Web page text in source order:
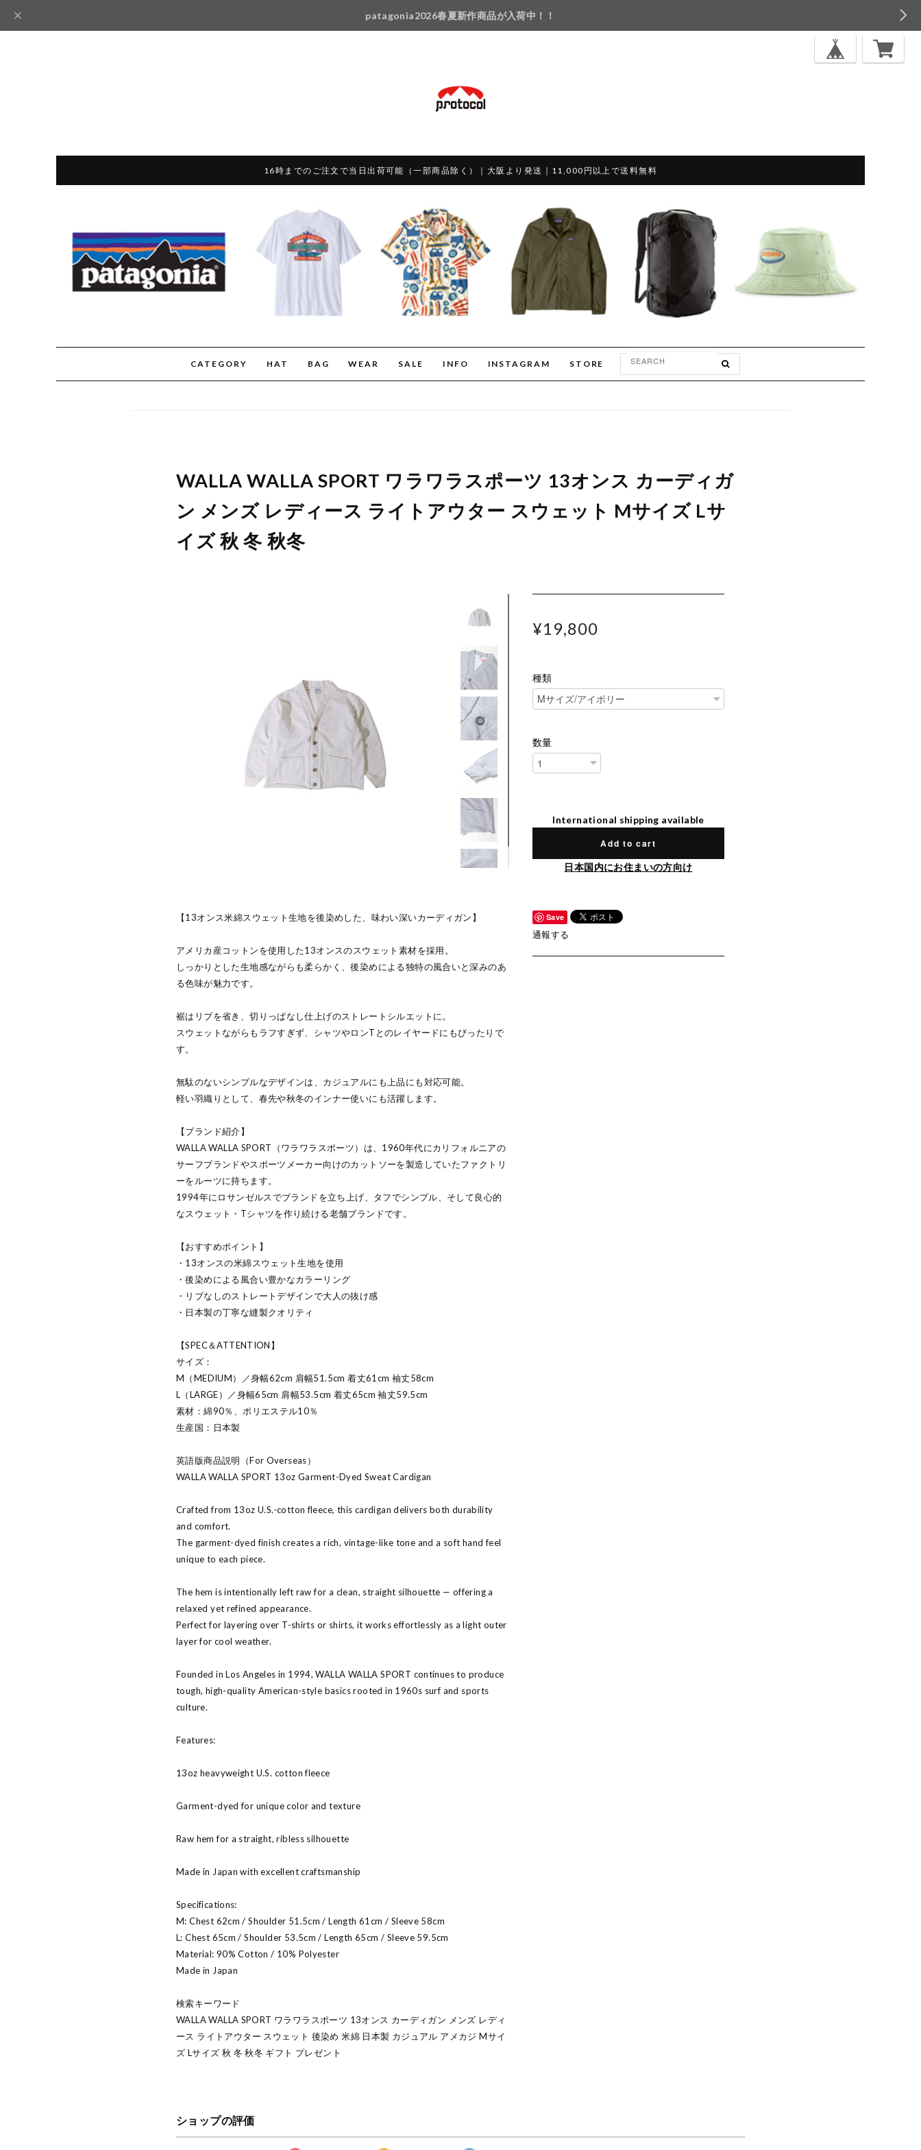
patagonia2026春夏新作商品が入荷中！！
16時までのご注文で当日出荷可能（一部商品除く）｜大阪より発送｜11,000円以上で送料無料
CATEGORY HAT BAG WEAR SALE INFO INSTAGRAM STORE
WALLA WALLA SPORT ワラワラスポーツ 13オンス カーディガ
ン メンズ レディース ライトアウター スウェット Mサイズ Lサ
イズ 秋 冬 秋冬
【13オンス米綿スウェット生地を後染めした、味わい深いカーディガン】
アメリカ産コットンを使用した13オンスのスウェット素材を採用。
しっかりとした生地感ながらも柔らかく、後染めによる独特の風合いと深みのあ
る色味が魅力です。
裾はリブを省き、切りっぱなし仕上げのストレートシルエットに。
スウェットながらもラフすぎず、シャツやロンTとのレイヤードにもぴったりで
す。
無駄のないシンプルなデザインは、カジュアルにも上品にも対応可能。
軽い羽織りとして、春先や秋冬のインナー使いにも活躍します。
【ブランド紹介】
WALLA WALLA SPORT（ワラワラスポーツ）は、1960年代にカリフォルニアの
サーフブランドやスポーツメーカー向けのカットソーを製造していたファクトリ
ーをルーツに持ちます。
1994年にロサンゼルスでブランドを立ち上げ、タフでシンプル、そして良心的
なスウェット・Tシャツを作り続ける老舗ブランドです。
【おすすめポイント】
・13オンスの米綿スウェット生地を使用
・後染めによる風合い豊かなカラーリング
・リブなしのストレートデザインで大人の抜け感
・日本製の丁寧な縫製クオリティ
【SPEC＆ATTENTION】
サイズ：
M（MEDIUM）／身幅62cm 肩幅51.5cm 着丈61cm 袖丈58cm
L（LARGE）／身幅65cm 肩幅53.5cm 着丈65cm 袖丈59.5cm
素材：綿90％、ポリエステル10％
生産国：日本製
英語版商品説明（For Overseas）
WALLA WALLA SPORT 13oz Garment-Dyed Sweat Cardigan
Crafted from 13oz U.S.-cotton fleece, this cardigan delivers both durability
and comfort.
The garment-dyed finish creates a rich, vintage-like tone and a soft hand feel
unique to each piece.
The hem is intentionally left raw for a clean, straight silhouette — offering a
relaxed yet refined appearance.
Perfect for layering over T-shirts or shirts, it works effortlessly as a light outer
layer for cool weather.
Founded in Los Angeles in 1994, WALLA WALLA SPORT continues to produce
tough, high-quality American-style basics rooted in 1960s surf and sports
culture.
Features:
13oz heavyweight U.S. cotton fleece
Garment-dyed for unique color and texture
Raw hem for a straight, ribless silhouette
Made in Japan with excellent craftsmanship
Specifications:
M: Chest 62cm / Shoulder 51.5cm / Length 61cm / Sleeve 58cm
L: Chest 65cm / Shoulder 53.5cm / Length 65cm / Sleeve 59.5cm
Material: 90% Cotton / 10% Polyester
Made in Japan
検索キーワード
WALLA WALLA SPORT ワラワラスポーツ 13オンス カーディガン メンズ レディ
ース ライトアウター スウェット 後染め 米綿 日本製 カジュアル アメカジ Mサイ
ズ Lサイズ 秋 冬 秋冬 ギフト プレゼント
¥19,800
種類
数量
International shipping available
Add to cart
日本国内にお住まいの方向け
Save
通報する
ショップの評価